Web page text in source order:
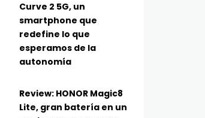
Curve 2 5G, un
smartphone que
redefine lo que
esperamos de la
autonomía
Review: HONOR Magic8
Lite, gran batería en un